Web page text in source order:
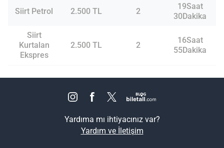
Siirt Petrol 2.500 TL 2
19Saat
30Dakika
Siirt
Kurtalan
Ekspres
2.500 TL 2
16Saat
55Dakika
Yardıma mı ihtiyacınız var?
Yardım ve İletişim